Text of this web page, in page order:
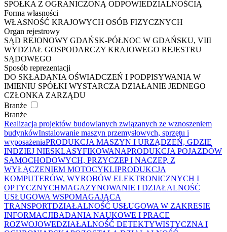
SPÓŁKA Z OGRANICZONĄ ODPOWIEDZIALNOŚCIĄ
Forma własności
WŁASNOŚĆ KRAJOWYCH OSÓB FIZYCZNYCH
Organ rejestrowy
SĄD REJONOWY GDAŃSK-PÓŁNOC W GDAŃSKU, VIII
WYDZIAŁ GOSPODARCZY KRAJOWEGO REJESTRU
SĄDOWEGO
Sposób reprezentacji
DO SKŁADANIA OŚWIADCZEŃ I PODPISYWANIA W
IMIENIU SPÓŁKI WYSTARCZA DZIAŁANIE JEDNEGO
CZŁONKA ZARZĄDU
Branże
Branże
Realizacja projektów budowlanych związanych ze wznoszeniem
budynkówInstalowanie maszyn przemysłowych, sprzętu i
wyposażeniaPRODUKCJA MASZYN I URZĄDZEŃ, GDZIE
INDZIEJ NIESKLASYFIKOWANAPRODUKCJA POJAZDÓW
SAMOCHODOWYCH, PRZYCZEP I NACZEP, Z
WYŁĄCZENIEM MOTOCYKLIPRODUKCJA
KOMPUTERÓW, WYROBÓW ELEKTRONICZNYCH I
OPTYCZNYCHMAGAZYNOWANIE I DZIAŁALNOŚĆ
USŁUGOWA WSPOMAGAJĄCA
TRANSPORTDZIAŁALNOŚĆ USŁUGOWA W ZAKRESIE
INFORMACJIBADANIA NAUKOWE I PRACE
ROZWOJOWEDZIAŁALNOŚĆ DETEKTYWISTYCZNA I